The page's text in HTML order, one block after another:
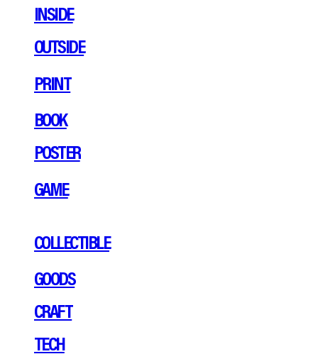
INSIDE
OUTSIDE
PRINT
BOOK
POSTER
GAME
COLLECTIBLE
GOODS
CRAFT
TECH